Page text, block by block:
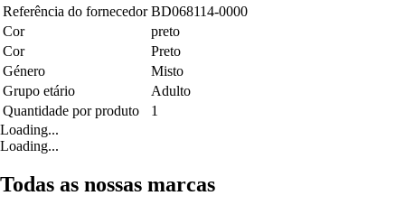
Referência do fornecedor BD068114-0000
Cor
preto
Cor
Preto
Género
Misto
Grupo etário
Adulto
Quantidade por produto
1
Loading...
Loading...
Todas as nossas marcas